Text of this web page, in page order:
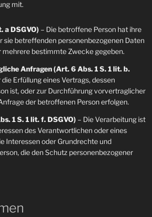
mit.
a DSGVO) – Die betroffene Person hat ihre
sie betreffenden personenbezogenen Daten
bestimmte Zwecke gegeben.
Anfragen (Art. 6 Abs. 1 S. 1 lit. b.
Erfüllung eines Vertrags, dessen
ist, oder zur Durchführung vorvertraglicher
der betroffenen Person erfolgen.
1 S. 1 lit. f. DSGVO) – Die Verarbeitung ist
des Verantwortlichen oder eines
Interessen oder Grundrechte und
die den Schutz personenbezogener